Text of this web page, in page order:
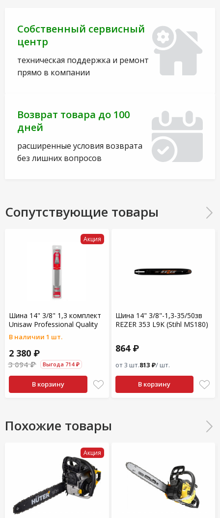
Собственный сервисный
центр
техническая поддержка и ремонт
прямо в компании
Возврат товара до 100
дней
расширенные условия возврата
без лишних вопросов
Сопутствующие товары
Акция
Шина 14" 3/8" 1,3 комплект
Unisaw Professional Quality
В наличии 1 шт.
2 380 ₽
3 094 ₽ Выгода 714 ₽
В корзину
Шина 14" 3/8"-1,3-35/50зв
RЕZЕR 353 L9K (Stihl MS180)
864 ₽
от 3 шт.813 ₽/ шт.
В корзину
Похожие товары
Акция